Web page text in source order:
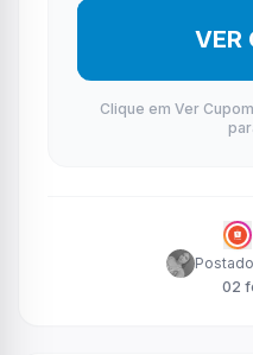
VER
Clique em Ver
02